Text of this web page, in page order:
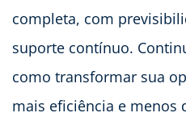
completa, com
suporte contínuo.
como transformar sua
mais eficiência e menos